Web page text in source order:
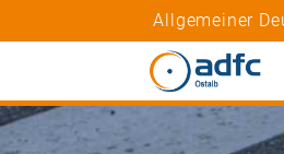
Allgemeiner